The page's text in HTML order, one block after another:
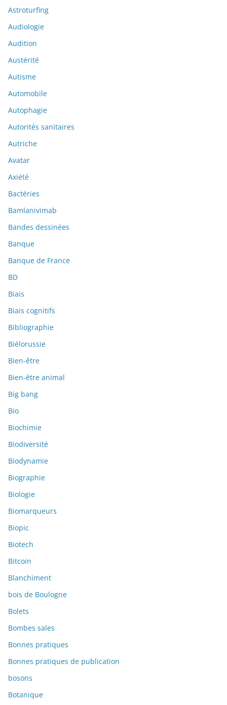
Astroturfing
Audiologie
Audition
Austérité
Autisme
Automobile
Autophagie
Autorités sanitaires
Autriche
Avatar
Axiété
Bactéries
Bamlanivimab
Bandes dessinées
Banque
Banque de France
BD
Biais
Biais cognitifs
Bibliographie
Biélorussie
Bien-être
Bien-être animal
Big bang
Bio
Biochimie
Biodiversité
Biodynamie
Biographie
Biologie
Biomarqueurs
Biopic
Biotech
Bitcoin
Blanchiment
bois de Boulogne
Bolets
Bombes sales
Bonnes pratiques
Bonnes pratiques de publication
bosons
Botanique